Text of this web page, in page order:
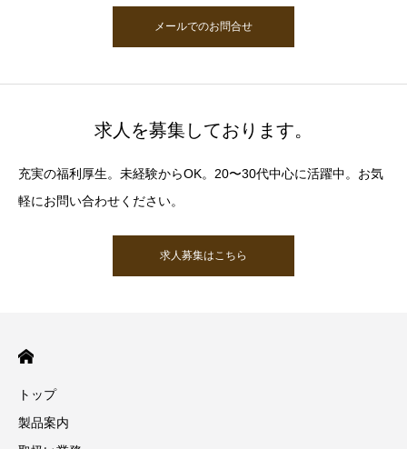
メールでのお問合せ
求人を募集しております。
充実の福利厚生。未経験からOK。20〜30代中心に活躍中。お気
軽にお問い合わせください。
求人募集はこちら
トップ
製品案内